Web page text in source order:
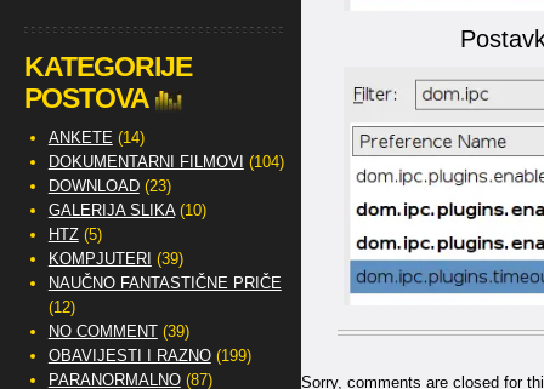
Sorry, comments are closed for
KATEGORIJE
POSTOVA
ANKETE (14)
DOKUMENTARNI FILMOVI (104)
DOWNLOAD(23)
GALERIJA SLIKA(10)
HTZ(5)
KOMPJUTERI (39)
NAUČNO FANTASTIČNE PRIČE
(12)
NO COMMENT(39)
OBAVIJESTI I RAZNO(199)
PARANORMALNO(87)